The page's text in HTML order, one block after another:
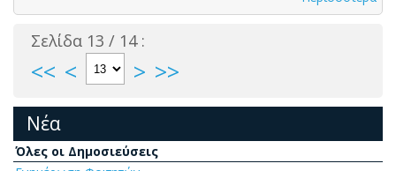
Σελίδα 13 / 14 :
<< < > >>
Νέα
Όλες οι Δημοσιεύσεις